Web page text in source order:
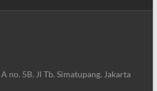
no. 5B. Jl Tb. Simatupang. Jakarta